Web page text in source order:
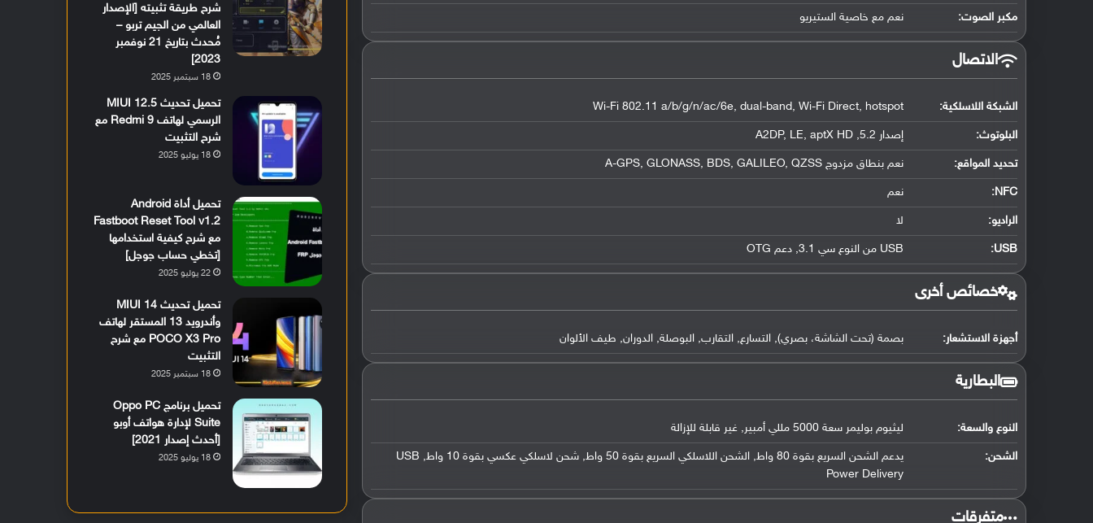
مكبر الصوت: نعم مع خاصية الستيريو
الاتصال
الشبكة اللاسلكية: Wi-Fi 802.11 a/b/g/n/ac/6e, dual-band, Wi-Fi Direct, hotspot
البلوتوث: إصدار 5.2, A2DP, LE, aptX HD
تحديد المواقع: نعم بنطاق مزدوج A-GPS, GLONASS, BDS, GALILEO, QZSS
NFC
: نعم
الراديو: لا
USB
: USB من النوع سي 3.1, دعم OTG
خصائص أخرى
أجهزة الاستشعار: بصمة (تحت الشاشة، بصري), التسارع, التقارب, البوصلة, الدوران, طيف الألوان
البطارية
النوع والسعة: ليثيوم بوليمر سعة 5000 مللي أمبير, غير قابلة للإزالة
الشحن:
يدعم الشحن السريع بقوة 80 واط, الشحن اللاسلكي السريع بقوة 50 واط, شحن لاسلكي عكسي بقوة 10 واط, USB
Power Delivery
‏متفرقات‏
شرح طريقة تثبيته [الإصدار
العالمي من الجيم تربو –
مُحدث بتاريخ 21 نوفمبر
2023]
18 سبتمبر 2025
تحميل تحديث MIUI 12.5
الرسمي لهاتف Redmi 9 مع
شرح التثبيت
18 يوليو 2025
تحميل أداة Android
Fastboot Reset Tool v1.2
مع شرح كيفية استخدامها
[تخطي حساب جوجل]
22 يوليو 2025
تحميل تحديث MIUI 14
وأندرويد 13 المستقر لهاتف
POCO X3 Pro مع شرح
التثبيت
18 سبتمبر 2025
تحميل برنامج Oppo PC
Suite لإدارة هواتف أوبو
[أحدث إصدار 2021]
18 يوليو 2025